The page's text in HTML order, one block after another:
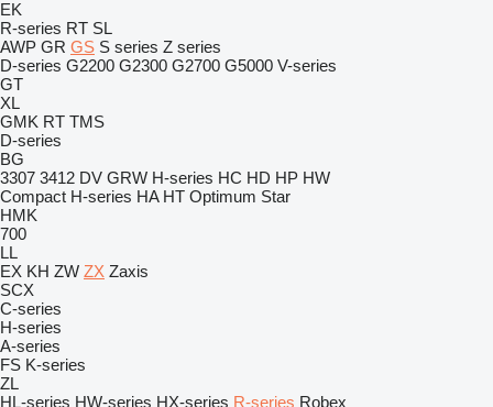
EK
R-series RT SL
AWP GR GS S series Z series
D-series G2200 G2300 G2700 G5000 V-series
GT
XL
GMK RT TMS
D-series
BG
3307 3412 DV GRW H-series HC HD HP HW
Compact H-series HA HT Optimum Star
HMK
700
LL
EX KH ZW ZX Zaxis
SCX
C-series
H-series
A-series
FS K-series
ZL
HL-series HW-series HX-series R-series Robex